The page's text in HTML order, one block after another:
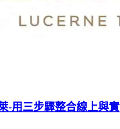
-用三步驟整合線上與實